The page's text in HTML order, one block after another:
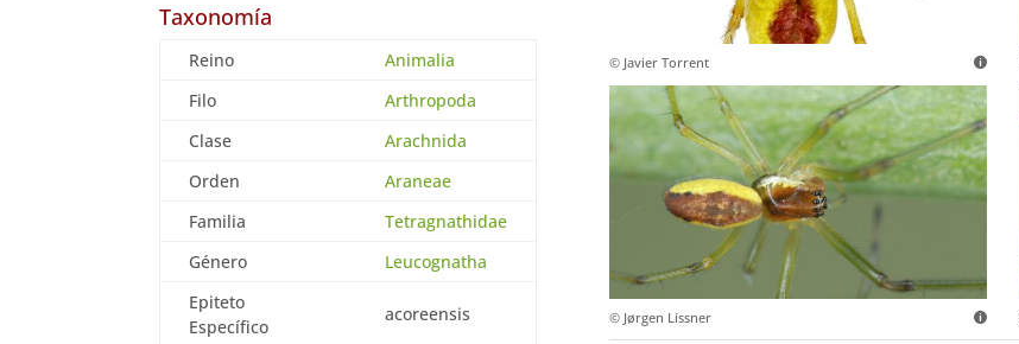
Taxonomía
Reino
Animalia
Filo
Arthropoda
Clase
Arachnida
Orden
Araneae
Familia
Tetragnathidae
Género
Leucognatha
Epiteto
Específico
acoreensis
© Javier Torrent
© Jørgen Lissner